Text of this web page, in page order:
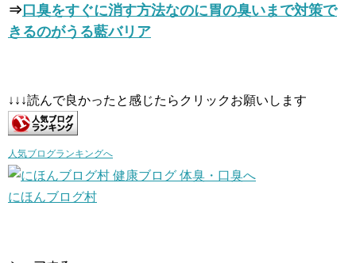
⇒ 口臭をすぐに消す方法なのに胃の臭いまで対策で
きるのがうる藍バリア
↓↓↓読んで良かったと感じたらクリックお願いします
人気ブログランキングへ
にほんブログ村